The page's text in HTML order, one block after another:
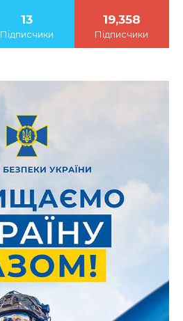
13
Підписчики
19,358
Підписчики